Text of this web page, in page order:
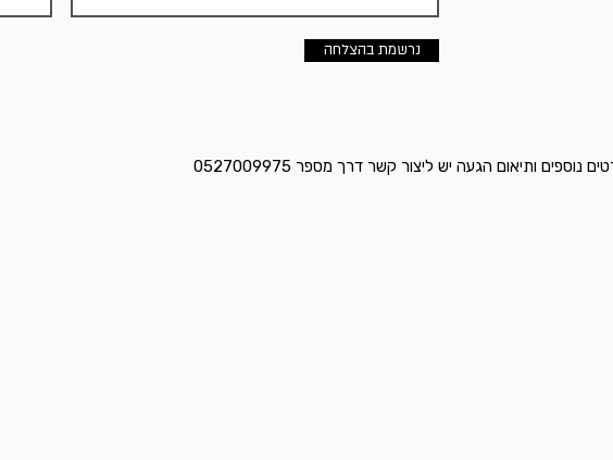
נרשמת בהצלחה
ותיאום הגעה יש ליצור קשר דרך מספר 0527009975